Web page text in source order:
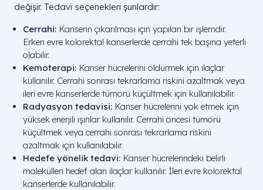
değişir. Tedavi seçenekleri şunlardır:
Cerrahi: Kanserin çıkarılması için yapılan bir işlemdir.
Erken evre kolorektal kanserlerde cerrahi tek başına yeterli
olabilir.
Kemoterapi: Kanser hücrelerini öldürmek için ilaçlar
kullanılır. Cerrahi sonrası tekrarlama riskini azaltmak veya
ileri evre kanserlerde tümörü küçültmek için kullanılabilir.
Radyasyon tedavisi: Kanser hücrelerini yok etmek için
yüksek enerjili ışınlar kullanılır. Cerrahi öncesi tümörü
küçültmek veya cerrahi sonrası tekrarlama riskini
azaltmak için kullanılabilir.
Hedefe yönelik tedavi: Kanser hücrelerindeki belirli
molekülleri hedef alan ilaçlar kullanılır. İleri evre kolorektal
kanserlerde kullanılabilir.